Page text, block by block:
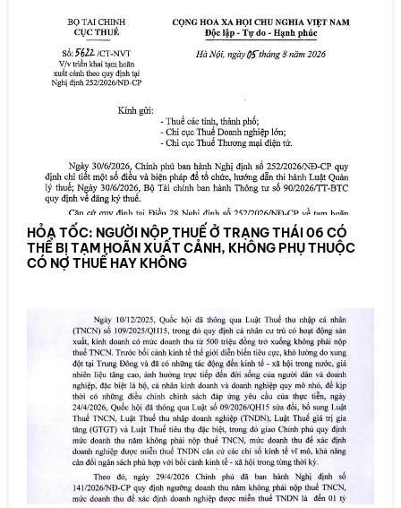
HỎA TỐC: NGƯỜI NỘP THUẾ Ở TRẠNG THÁI 06 CÓ
THỂ BỊ TẠM HOÃN XUẤT CẢNH, KHÔNG PHỤ THUỘC
CÓ NỢ THUẾ HAY KHÔNG